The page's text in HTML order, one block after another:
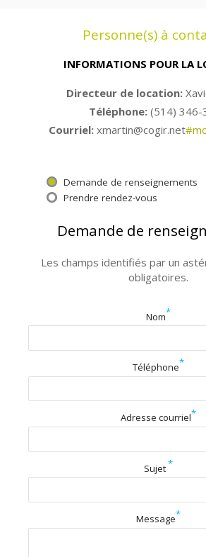
Personne(s) à
INFORMATIONS POUR LA
Directeur de location:
Téléphone:(514) 346-
Courriel:xmartin@cogir.net
Demande de renseignements
Prendre rendez-vous
Demande de
Les champs identifiés par un
obligatoires.
Nom*
Téléphone*
Adresse courriel*
Sujet*
Message*